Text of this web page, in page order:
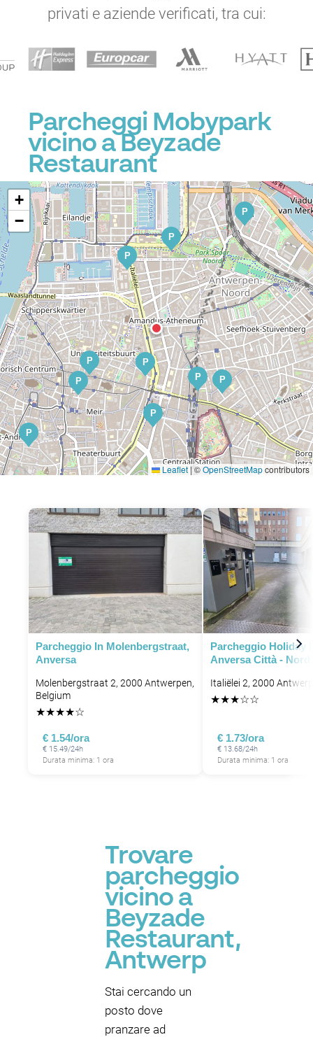
privati e aziende verificati, tra cui:
Parcheggi Mobypark
vicino a Beyzade
Restaurant
P
P
P
P
P
P
P
P
P
P
P
P
P
+
−
Leaflet|©OpenStreetMapcontributors
Parcheggio In Molenbergstraat,
Anversa
Molenbergstraat 2, 2000 Antwerpen,
Belgium
★★★★☆
€ 1.54/ora
€ 15.49/24h
Durata minima: 1 ora
Parcheggio Holiday
Anversa Città - Nord
Italiëlei 2, 2000
★★★☆☆
€ 1.73/ora
€ 13.68/24h
Durata minima: 1 ora
Trovare
parcheggio
vicino a
Beyzade
Restaurant,
Antwerp
Stai cercando un
posto dove
pranzare ad